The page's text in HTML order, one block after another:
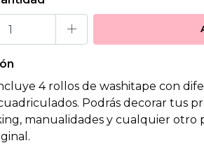
+
4 rollos de washitape con
Podrás decorar tus
manualidades y cualquier otro